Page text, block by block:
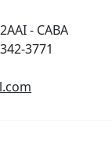
- CABA
3771